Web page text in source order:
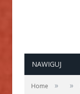
NAWIGUJ
Home » »